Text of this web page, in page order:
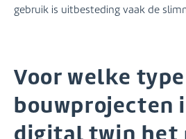
gebruik is uitbesteding vaak de
Voor welke
bouwprojecten